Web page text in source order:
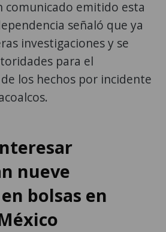
comunicado emitido esta
señaló que ya
investigaciones y se
para el
los hechos por incidente
nueve
bolsas en